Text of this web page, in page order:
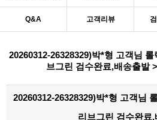
Q&A 고객리뷰
20260312-26328329)박*형 고객님
브그린 검수완료,배송출발
20260312-26328329)박*형 고객님
리브그린 검수완료